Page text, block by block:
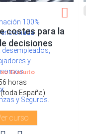
100%
desempleados,
y
y Seguros.
costes para la
decisiones
Gratuito
horas
(toda España)
curso